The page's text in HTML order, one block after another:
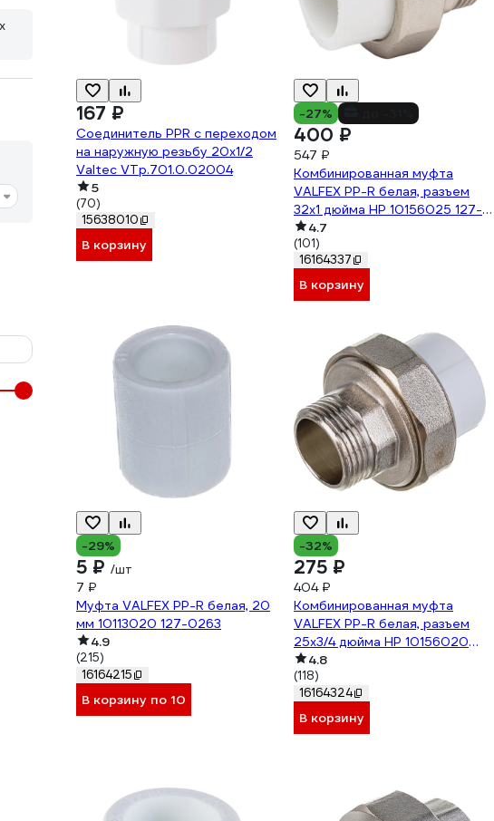
167 ₽
Соединитель PPR с переходом
на наружную резьбу 20х1/2
Valtec VTp.701.0.02004
5
(70)
15638010
В корзину
-27%
400 ₽
547 ₽
Комбинированная муфта
VALFEX PP-R белая, разъем
32х1 дюйма НР 10156025 127-
0227
4.7
(101)
16164337
В корзину
-29%
5 ₽ /шт
7 ₽
Муфта VALFEX PP-R белая, 20
мм 10113020 127-0263
4.9
(215)
16164215
В корзину по 10
-32%
275 ₽
404 ₽
Комбинированная муфта
VALFEX PP-R белая, разъем
25х3/4 дюйма НР 10156020
127-0224
4.8
(118)
16164324
В корзину